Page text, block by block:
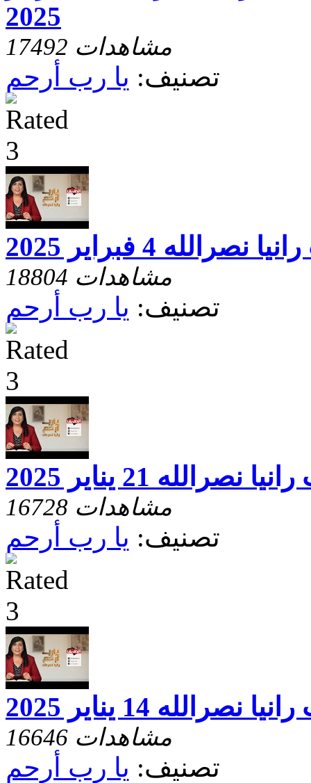
2025
17492 مشاهدات
تصنيف: يا رب أرحم
4 فبراير 2025
18804 مشاهدات
تصنيف: يا رب أرحم
21 يناير 2025
16728 مشاهدات
تصنيف: يا رب أرحم
14 يناير 2025
16646 مشاهدات
تصنيف: يا رب أرحم